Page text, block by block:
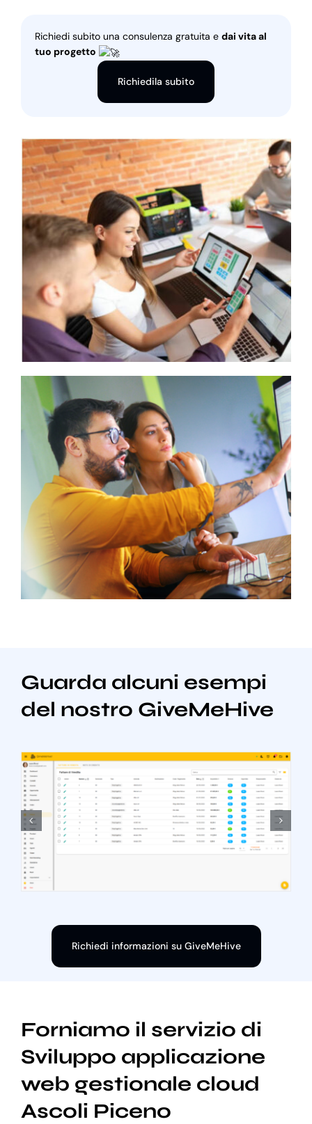
Richiedi subito una consulenza gratuita e dai vita al
tuo progetto
Richiedila subito
Guarda alcuni esempi
del nostro GiveMeHive
Richiedi informazioni su GiveMeHive
Forniamo il servizio di
Sviluppo applicazione
web gestionale cloud
Ascoli Piceno